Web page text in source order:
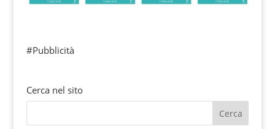
#Pubblicità
Cerca nel sito